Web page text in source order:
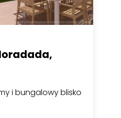
i bungalowy blisko